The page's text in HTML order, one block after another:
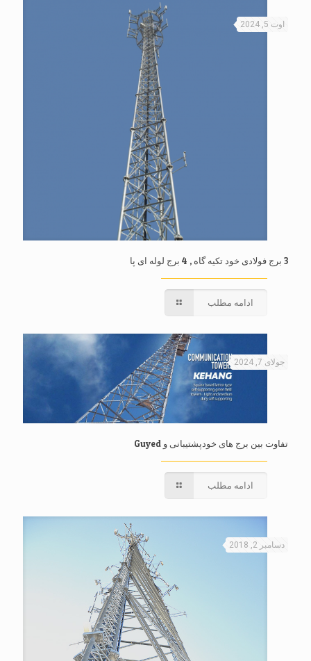
اوت 5, 2024
3 برج فولادی خود تکیه گاه , 4 برج لوله ای پا
ادامه مطلب
جولای 7, 2024
تفاوت بین برج های خودپشتیبانی و Guyed
ادامه مطلب
دسامبر 2, 2018